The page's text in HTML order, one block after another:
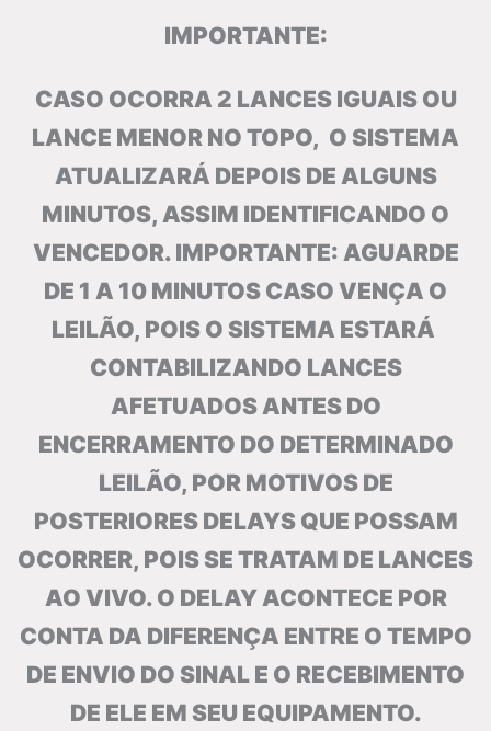
IMPORTANTE:
CASO OCORRA 2 LANCES IGUAIS OU
LANCE MENOR NO TOPO, O SISTEMA
ATUALIZARÁ DEPOIS DE ALGUNS
MINUTOS, ASSIM IDENTIFICANDO O
VENCEDOR. IMPORTANTE: AGUARDE
DE 1 A 10 MINUTOS CASO VENÇA O
LEILÃO, POIS O SISTEMA ESTARÁ
CONTABILIZANDO LANCES
AFETUADOS ANTES DO
ENCERRAMENTO DO DETERMINADO
LEILÃO, POR MOTIVOS DE
POSTERIORES DELAYS QUE POSSAM
OCORRER, POIS SE TRATAM DE LANCES
AO VIVO. O DELAY ACONTECE POR
CONTA DA DIFERENÇA ENTRE O TEMPO
DE ENVIO DO SINAL E O RECEBIMENTO
DE ELE EM SEU EQUIPAMENTO.